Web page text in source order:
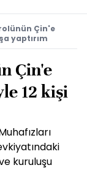
Çin'e
yaptırım
Çin'e
12 kişi
kuruluşu